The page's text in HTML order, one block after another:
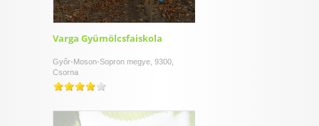
Varga Gyümölcsfaiskola
Győr-Moson-Sopron megye, 9300,
Csorna